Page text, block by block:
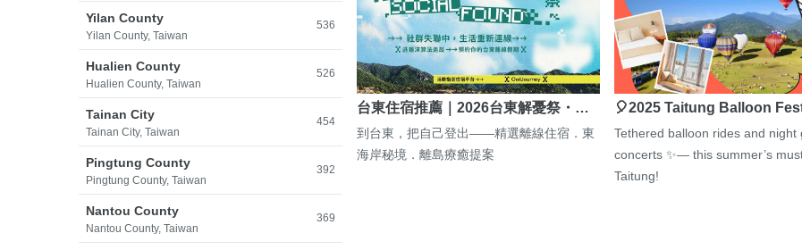
Yilan County
Yilan County, Taiwan
536
Hualien County
Hualien County, Taiwan
526
Tainan City
Tainan City, Taiwan
454
Pingtung County
Pingtung County, Taiwan
392
Nantou County
Nantou County, Taiwan
369
台東住宿推薦｜2026台東解憂祭・…
到台東，把自己登出——精選離線住宿．東
海岸秘境．離島療癒提案
🎈2025 Taitung Balloon
Tethered balloon rides and night
concerts ✨— this summer’s
Taitung!